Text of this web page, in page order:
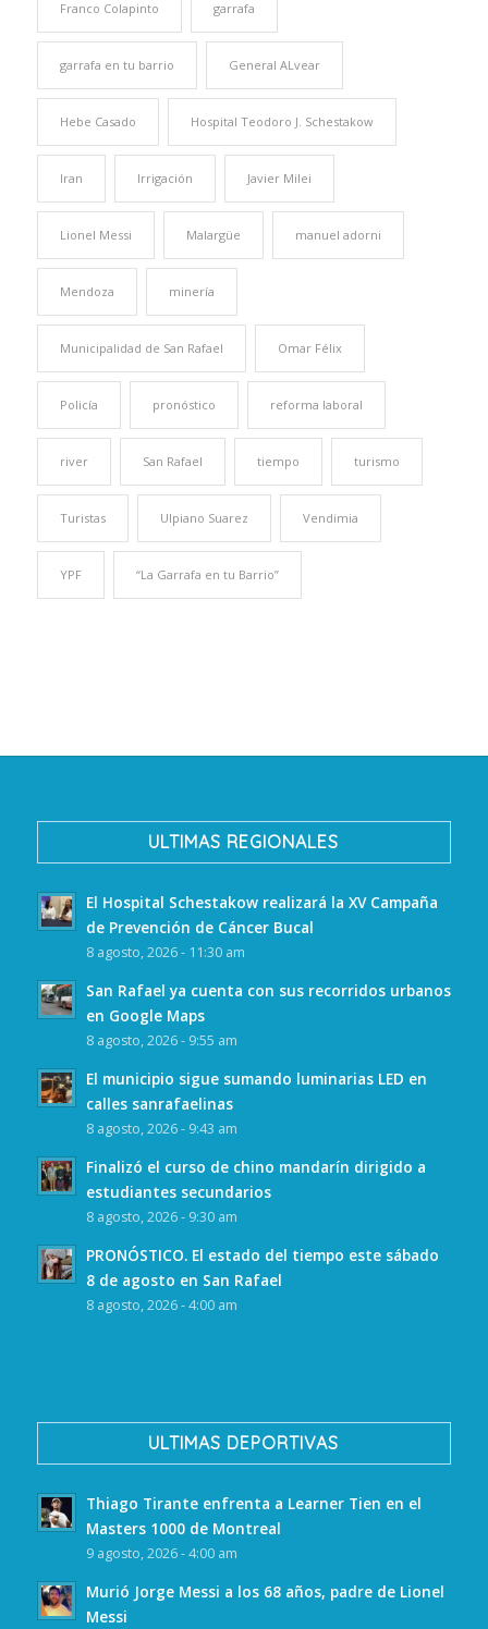
Franco Colapinto garrafa
garrafa en tu barrio General ALvear
Hebe Casado Hospital Teodoro J. Schestakow
Iran Irrigación Javier Milei
Lionel Messi Malargüe manuel adorni
Mendoza minería
Municipalidad de San Rafael Omar Félix
Policía pronóstico reforma laboral
river San Rafael tiempo turismo
Turistas Ulpiano Suarez Vendimia
YPF “La Garrafa en tu Barrio”
ULTIMAS REGIONALES
El Hospital Schestakow realizará la XV Campaña
de Prevención de Cáncer Bucal
8 agosto, 2026 - 11:30 am
San Rafael ya cuenta con sus recorridos urbanos
en Google Maps
8 agosto, 2026 - 9:55 am
El municipio sigue sumando luminarias LED en
calles sanrafaelinas
8 agosto, 2026 - 9:43 am
Finalizó el curso de chino mandarín dirigido a
estudiantes secundarios
8 agosto, 2026 - 9:30 am
PRONÓSTICO. El estado del tiempo este sábado
8 de agosto en San Rafael
8 agosto, 2026 - 4:00 am
ULTIMAS DEPORTIVAS
Thiago Tirante enfrenta a Learner Tien en el
Masters 1000 de Montreal
9 agosto, 2026 - 4:00 am
Murió Jorge Messi a los 68 años, padre de Lionel
Messi